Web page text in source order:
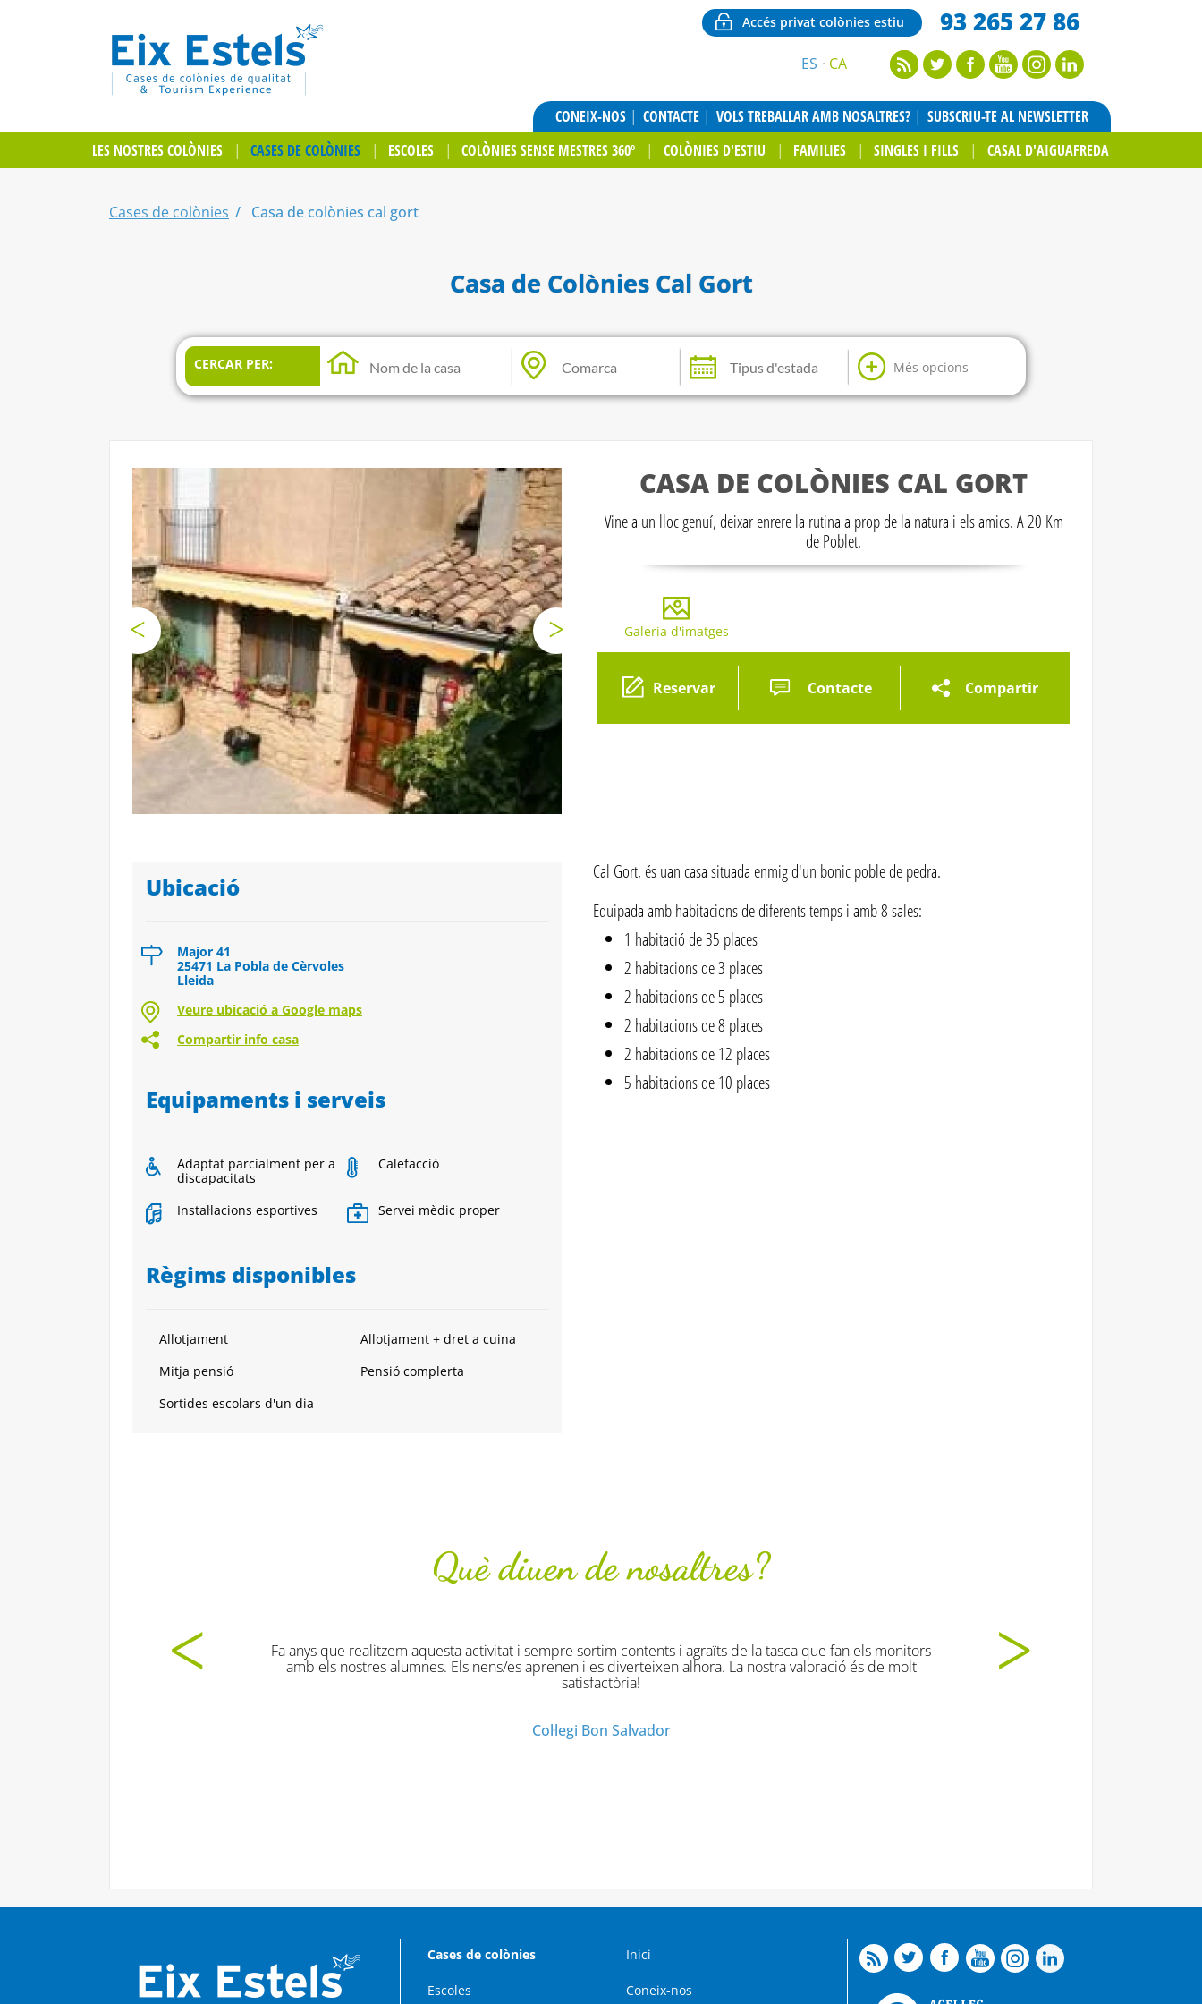
Accés privat colònies estiu 93 265 27 86
ES CA
CONEIX-NOS CONTACTE VOLS TREBALLAR AMB NOSALTRES?
SUBSCRIU-TE AL NEWSLETTER
LES NOSTRES COLÒNIES
CASES DE COLÒNIES ESCOLES COLÒNIES SENSE MESTRES 360º COLÒNIES D'ESTIU FAMILIES SINGLES I FILLS CASAL D'AIGUAFREDA
Cases de colònies Casa de colònies cal gort
Casa de Colònies Cal Gort
CERCAR PER: Més opcions
CASA DE COLÒNIES CAL GORT
Vine a un lloc genuí, deixar enrere la rutina a prop de la natura i els amics. A 20 Km
de Poblet.
Galeria d'imatges
Reservar Contacte Compartir
Ubicació
Major 41
25471 La Pobla de Cèrvoles
Lleida
Veure ubicació a Google maps
Compartir info casa
Equipaments i serveis
Adaptat parcialment per a
discapacitats
Calefacció
Instal·lacions esportives Servei mèdic proper
Règims disponibles
Allotjament
Allotjament + dret a cuina
Mitja pensió
Pensió complerta
Sortides escolars d'un dia
Cal Gort, és uan casa situada enmig d'un bonic poble de pedra.
Equipada amb habitacions de diferents temps i amb 8 sales:
1 habitació de 35 places
2 habitacions de 3 places
2 habitacions de 5 places
2 habitacions de 8 places
2 habitacions de 12 places
5 habitacions de 10 places
Què diuen de nosaltres?
Les dinàmiques han estat originals divertides i molt profitoses. Han gaudit moooooolt!
Cases de colònies Inici
Escoles Coneix-nos